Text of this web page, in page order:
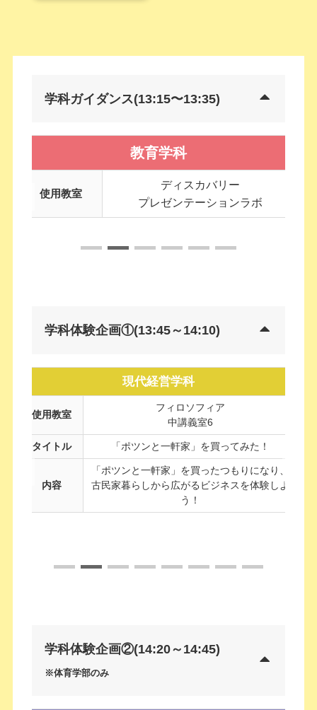
学科ガイダンス(13:15〜13:35)
教育学科
使用教室
ディスカバリー
プレゼンテーションラボ
学科体験企画①(13:45～14:10)
現代経営学科
使用教室
フィロソフィア
中講義室6
タイトル 「ポツンと一軒家」を買ってみた！
内容
「ポツンと一軒家」を買ったつもりになり、
古民家暮らしから広がるビジネスを体験しよ
う！
学科体験企画②(14:20～14:45)
※体育学部のみ